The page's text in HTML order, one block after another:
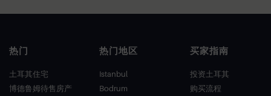
热门
土耳其住宅
博德鲁姆待售房产
热门地区
Istanbul
Bodrum
买家指南
投资土耳其
购买流程